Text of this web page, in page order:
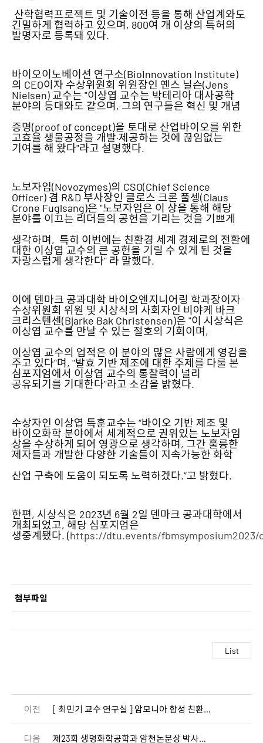
산학협력프로젝트 및 기술이전 등을 통해 산업계와도
긴밀하게 협력하고 있으며, 800여 개 이상의 특허의
발명자로 등록돼 있다.
바이오이노베이션 연구소(BioInnovation Institute)
의 CEO이자 수상위원회 위원장인 옌스 닐슨(Jens
Nielsen) 교수는 "이상엽 교수는 박테리아 대사공학
분야의 등대와도 같으며, 그의 연구들은 혁신 및 개념
증명(proof of concept)을 토대로 산업바이오를 위한
고효율 생물공정을 개발·제공하는 것에 끊임없는
기여를 해 왔다"라고 설명했다.
노보자임(Novozymes)의 CSO(Chief Science
Officer) 겸 R&D 부사장인 클로스 크론 풀셍(Claus
Crone Fuglsang)은 "노보자임은 이 상을 통해 해당
분야를 이끄는 리더들의 공헌을 기리는 것을 기쁘게
생각하며, 특히 이번에는 친환경 세계 경제로의 전환에
대한 이상엽 교수의 큰 공헌을 기릴 수 있게 된 것을
자랑스럽게 생각한다" 라 말했다.
이에 덴마크 공과대학 바이오엔지니어링 학과장이자
수상위원회 위원 및 시상식의 사회자인 비야케 바크
크리스텐센(Bjarke Bak Christensen)은 "이 시상식은
이상엽 교수를 만날 수 있는 절호의 기회이며,
이상엽 교수의 업적은 이 분야의 많은 사람에게 영감을
주고 있다"며, "발효 기반 제조에 대한 주제를 다룰 본
심포지엄에서 이상엽 교수의 통찰력이 널리
공유되기를 기대한다"라고 소감을 밝혔다.
수상자인 이상엽 특훈교수는 “바이오 기반 제조 및
바이오화학 분야에서 세계적으로 권위있는 노보자임
상을 수상하게 되어 영광으로 생각하며, 그간 훌륭한
제자들과 개발한 다양한 기술들이 지속가능한 화학
산업 구축에 도움이 되도록 노력하겠다.”고 밝혔다.
한편, 시상식은 2023년 6월 2일 덴마크 공과대학에서
개최되었고, 해당 심포지엄은
생중계됐다. (https://dtu.events/fbmsymposium2023/
첨부파일
이전 [ 최민기 교수 연구실 ] 암모니아 합성 친환경 공정 촉매 개발​
다음 제23회 생명화학공학과 암천논문상 박사과정 오반석 수상